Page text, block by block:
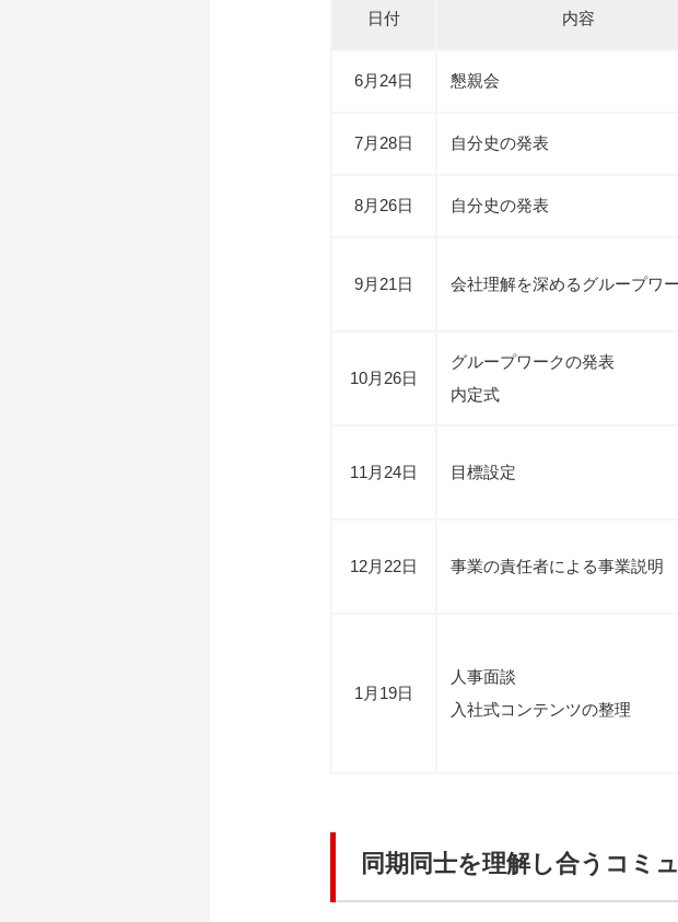
日付 内容
6月24日 懇親会
7月28日 自分史の発表
8月26日 自分史の発表
9月21日 会社理解を深めるグループワ
10月26日
グループワークの発表
内定式
11月24日 目標設定
12月22日 事業の責任者による事業説明
1月19日
人事面談
入社式コンテンツの整理
同期同士を理解し合うコミ